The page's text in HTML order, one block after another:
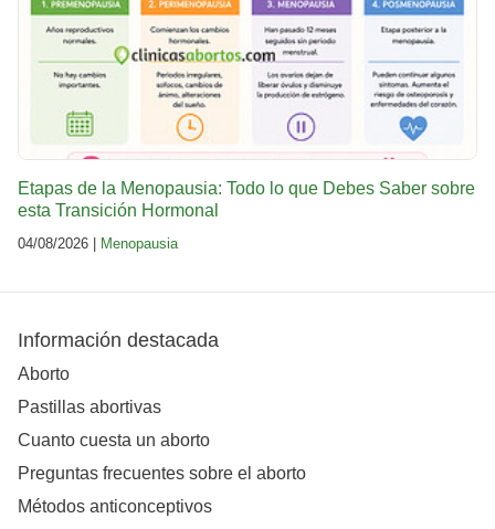
Etapas de la Menopausia: Todo lo que Debes Saber sobre
esta Transición Hormonal
04/08/2026 | Menopausia
Información destacada
Aborto
Pastillas abortivas
Cuanto cuesta un aborto
Preguntas frecuentes sobre el aborto
Métodos anticonceptivos